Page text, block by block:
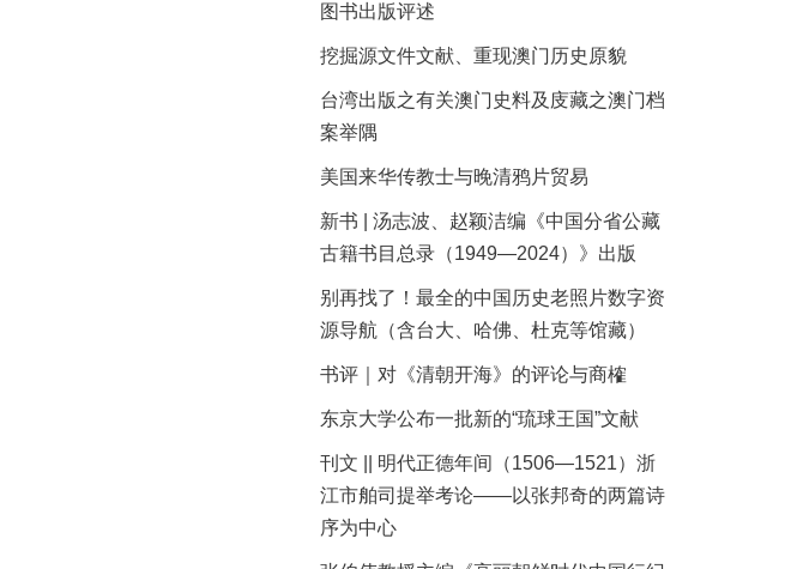
图书出版评述
挖掘源文件文献、重现澳门历史原貌
台湾出版之有关澳门史料及庋藏之澳门档
案举隅
美国来华传教士与晚清鸦片贸易
新书 | 汤志波、赵颖洁编《中国分省公藏
古籍书目总录（1949—2024）》出版
别再找了！最全的中国历史老照片数字资
源导航（含台大、哈佛、杜克等馆藏）
书评｜对《清朝开海》的评论与商榷
东京大学公布一批新的“琉球王国”文献
刊文 || 明代正德年间（1506—1521）浙
江市舶司提举考论——以张邦奇的两篇诗
序为中心